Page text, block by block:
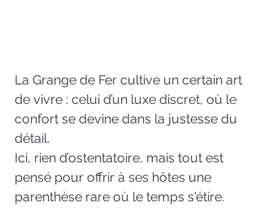
La Grange de Fer cultive un certain art
de vivre : celui d’un luxe discret, où le
confort se devine dans la justesse du
détail.
Ici, rien d’ostentatoire, mais tout est
pensé pour offrir à ses hôtes une
parenthèse rare où le temps s'étire.